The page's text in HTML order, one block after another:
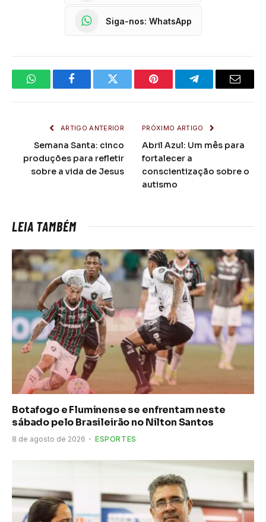
Siga-nos: WhatsApp
WhatsAppFacebookTwitter Pinterest TelegramaE-
ARTIGO ANTERIOR
Semana Santa: cinco
produções para refletir
sobre a vida de Jesus
PRÓXIMO ARTIGO
Abril Azul: Um mês para
fortalecer a
conscientização sobre o
autismo
LEIA TAMBÉM
Botafogo e Fluminense se enfrentam neste
sábado pelo Brasileirão no Nilton Santos
8 de agosto de 2026 ESPORTES